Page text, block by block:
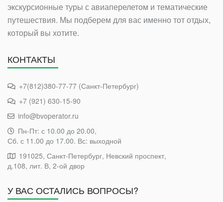
экскурсионные туры с авиаперелетом и тематические
путешествия. Мы подберем для вас именно тот отдых,
который вы хотите.
КОНТАКТЫ
+7(812)380-77-77 (Санкт-Петербург)
+7 (921) 630-15-90
info@bvoperator.ru
Пн-Пт: с 10.00 до 20.00,
Сб. с 11.00 до 17.00. Вс: выходной
191025, Санкт-Петербург, Невский проспект,
д.108, лит. В, 2-ой двор
У ВАС ОСТАЛИСЬ ВОПРОСЫ?